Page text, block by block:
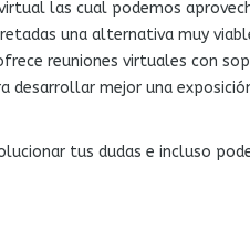
las cual podemos
una alternativa muy
reuniones virtuales con
mejor una
tus dudas e incluso